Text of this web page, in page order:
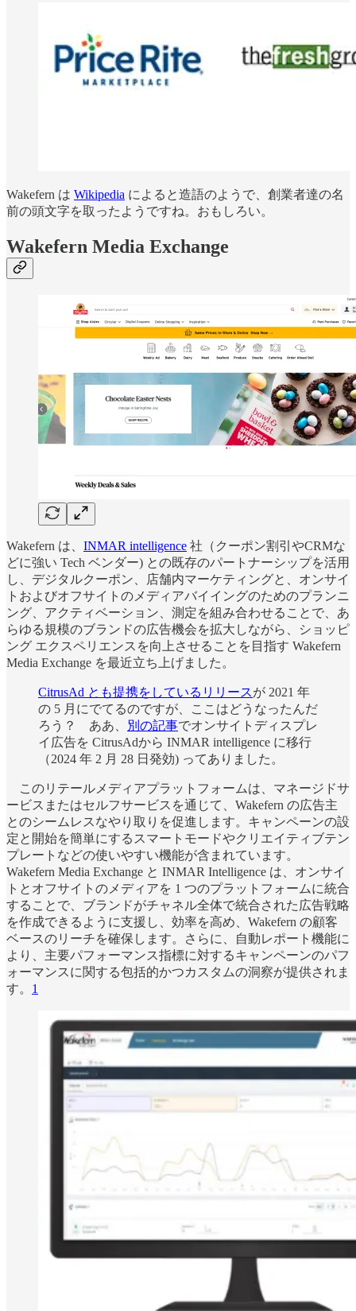
Wakefern は Wikipedia によると造語のようで、創業者達の名
前の頭文字を取ったようですね。おもしろい。
Wakefern Media Exchange
Wakefern は、 INMAR intelligence 社（クーポン割引やCRMな
どに強い Tech ベンダー) との既存のパートナーシップを活用
し、デジタルクーポン、店舗内マーケティングと、オンサイ
トおよびオフサイトのメディアバイイングのためのプランニ
ング、アクティベーション、測定を組み合わせることで、あ
らゆる規模のブランドの広告機会を拡大しながら、ショッピ
ング エクスペリエンスを向上させることを目指す Wakefern
Media Exchange を最近立ち上げました。
CitrusAd とも提携をしているリリースが 2021 年
の 5 月にでてるのですが、ここはどうなったんだ
ろう？ ああ、
別の記事でオンサイトディスプレ
イ広告を CitrusAdから INMAR intelligence に移行
（2024 年 2 月 28 日発効) ってありました。
このリテールメディアプラットフォームは、マネージドサ
ービスまたはセルフサービスを通じて、Wakefern の広告主
とのシームレスなやり取りを促進します。キャンペーンの設
定と開始を簡単にするスマートモードやクリエイティブテン
プレートなどの使いやすい機能が含まれています。
Wakefern Media Exchange と INMAR Intelligence は、オンサイ
トとオフサイトのメディアを 1 つのプラットフォームに統合
することで、ブランドがチャネル全体で統合された広告戦略
を作成できるように支援し、効率を高め、Wakefern の顧客
ベースのリーチを確保します。さらに、自動レポート機能に
より、主要パフォーマンス指標に対するキャンペーンのパフ
ォーマンスに関する包括的かつカスタムの洞察が提供されま
す。 1